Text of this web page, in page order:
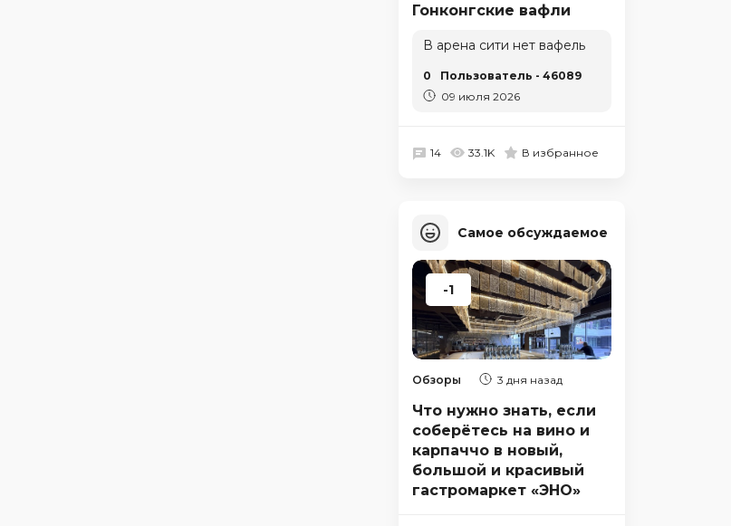
Гонконгские вафли
В арена сити нет вафель
0
Пользователь - 46089
09 июля 2026
14 33.1K В избранное
Самое обсуждаемое
-1
Обзоры 3 дня назад
Что нужно знать, если
соберётесь на вино и
карпаччо в новый,
большой и красивый
гастромаркет «ЭНО»